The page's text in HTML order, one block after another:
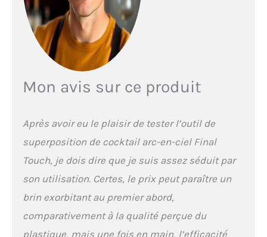
Mon avis sur ce produit
Après avoir eu le plaisir de tester l’outil de
superposition de cocktail arc-en-ciel Final
Touch, je dois dire que je suis assez séduit par
son utilisation. Certes, le prix peut paraître un
brin exorbitant au premier abord,
comparativement à la qualité perçue du
plastique, mais une fois en main, l’efficacité